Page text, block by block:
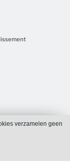
verzamelen geen